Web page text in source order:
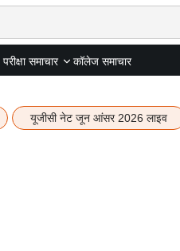
परीक्षा समाचार कॉलेज समाचार
यूजीसी नेट जून आंसर 2026 लाइव